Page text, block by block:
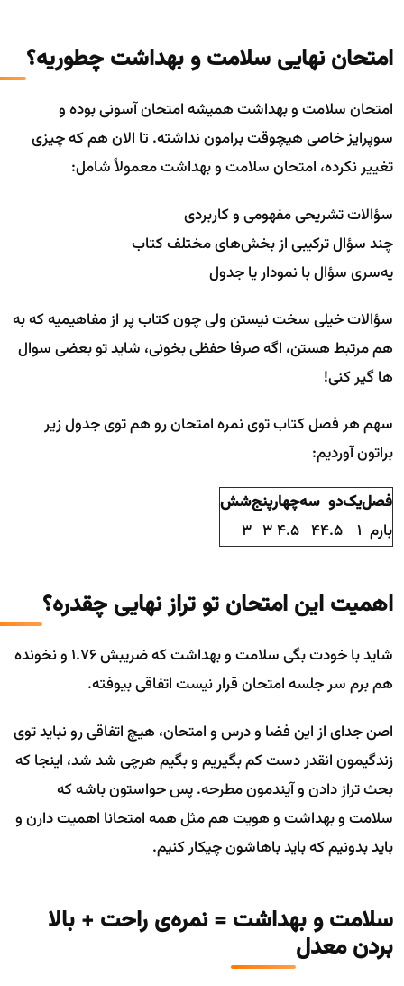
امتحان نهایی سلامت و بهداشت چطوریه؟
امتحان سلامت و بهداشت همیشه امتحان آسونی بوده و
سوپرایز خاصی هیچوقت برامون نداشته. تا الان هم که چیزی
تغییر نکرده، امتحان سلامت و بهداشت معمولاً شامل:
سؤالات تشریحی مفهومی و کاربردی
چند سؤال ترکیبی از بخش‌های مختلف کتاب
یه‌سری سؤال با نمودار یا جدول
سؤالات خیلی سخت نیستن ولی چون کتاب پر از مفاهیمیه که به
هم مرتبط هستن، اگه صرفا حفظی بخونی، شاید تو بعضی سوال
ها گیر کنی!
سهم هر فصل کتاب توی نمره امتحان رو هم توی جدول زیر
براتون آوردیم:
فصلیکدو سهچهارپنجشش
بارم 1
4.5
4
4.5
3
3
اهمیت این امتحان تو تراز نهایی چقدره؟
شاید با خودت بگی سلامت و بهداشت که ضریبش 1.76 و نخونده
هم برم سر جلسه امتحان قرار نیست اتفاقی بیوفته.
اصن جدای از این فضا و درس و امتحان، هیچ اتفاقی رو نباید توی
زندگیمون انقدر دست کم بگیریم و بگیم هرچی شد شد، اینجا که
بحث تراز دادن و آیندمون مطرحه. پس حواستون باشه که
سلامت و بهداشت و هویت هم مثل همه امتحانا اهمیت دارن و
باید بدونیم که باید باهاشون چیکار کنیم.
سلامت و بهداشت = نمره‌ی راحت + بالا
بردن معدل